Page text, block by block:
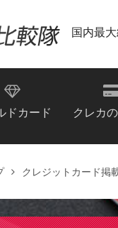
国内最大
ドカード クレカ
クレジットカード掲